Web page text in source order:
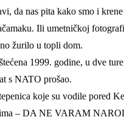
da nas pita kako smo i
Ili umetničkoj
žurilo u topli dom.
1999. godine, u dve
s NATO prošao.
koje su vodile pored
– DA NE VARAM